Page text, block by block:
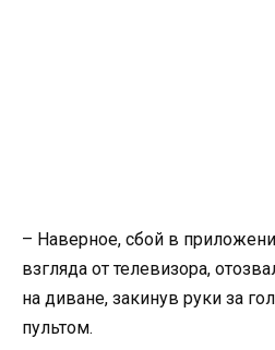
– Наверное, сбой в
взгляда от телевизора,
на диване, закинув руки за
пультом.